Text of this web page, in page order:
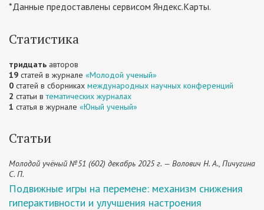
*Данные предоставлены сервисом Яндекс.Карты.
Статистика
тридцать авторов
19 статей в журнале «Молодой ученый»
0 статей в сборниках международных научных конференций
2 статьи втематических журналах
1 статья в журнале «Юный ученый»
Статьи
Молодой учёный №51 (602) декабрь 2025 г. — Волович Н. А., Пичугина
С. П.
Подвижные игры на перемене: механизм снижения
гиперактивности и улучшения настроения